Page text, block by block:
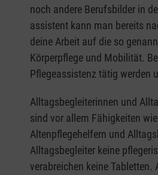
noch andere Berufsbilder in
assistent kann man bereits
deine Arbeit auf die so
Körperpflege und Mobilität.
Pflegeassistenz tätig werden
Alltagsbegleiterinnen und
sind vor allem Fähigkeiten
Altenpflegehelfern und
Alltagsbegleiter keine
verabreichen keine